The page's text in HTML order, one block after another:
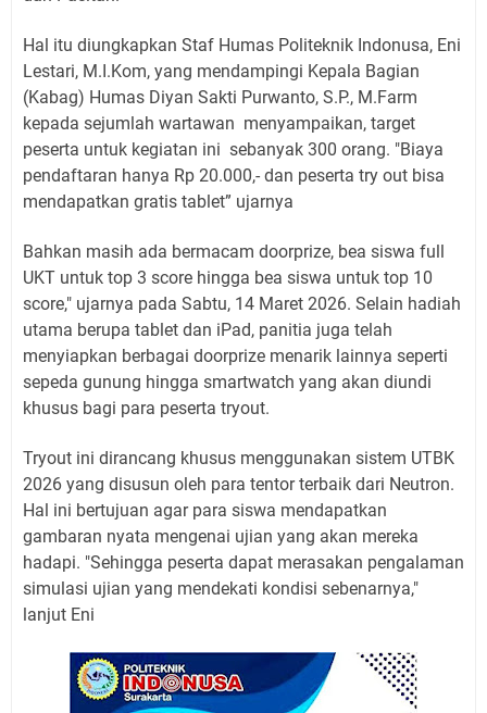
Hal itu diungkapkan Staf Humas Politeknik Indonusa, Eni
Lestari, M.I.Kom, yang mendampingi Kepala Bagian
(Kabag) Humas Diyan Sakti Purwanto, S.P., M.Farm
kepada sejumlah wartawan menyampaikan, target
peserta untuk kegiatan ini sebanyak 300 orang. "Biaya
pendaftaran hanya Rp 20.000,- dan peserta try out bisa
mendapatkan gratis tablet” ujarnya
Bahkan masih ada bermacam doorprize, bea siswa full
UKT untuk top 3 score hingga bea siswa untuk top 10
score," ujarnya pada Sabtu, 14 Maret 2026. ​Selain hadiah
utama berupa tablet dan iPad, panitia juga telah
menyiapkan berbagai doorprize menarik lainnya seperti
sepeda gunung hingga smartwatch yang akan diundi
khusus bagi para peserta tryout.
​Tryout ini dirancang khusus menggunakan sistem UTBK
2026 yang disusun oleh para tentor terbaik dari Neutron.
Hal ini bertujuan agar para siswa mendapatkan
gambaran nyata mengenai ujian yang akan mereka
hadapi. "Sehingga peserta dapat merasakan pengalaman
simulasi ujian yang mendekati kondisi sebenarnya,"
lanjut Eni